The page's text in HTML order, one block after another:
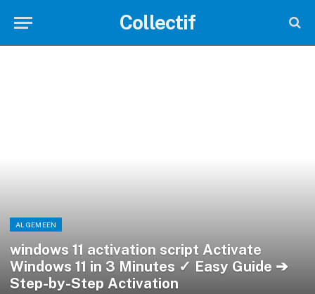
Collectif
ALGEMEEN
windows 11 activation script Activate
Windows 11 in 3 Minutes ✓ Easy Guide ➔
Step-by-Step Activation